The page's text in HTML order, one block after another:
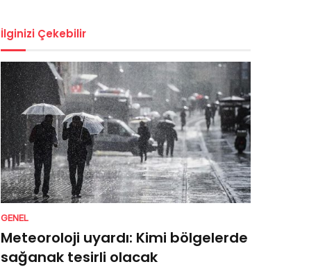
İlginizi Çekebilir
GENEL
Meteoroloji uyardı: Kimi bölgelerde
sağanak tesirli olacak